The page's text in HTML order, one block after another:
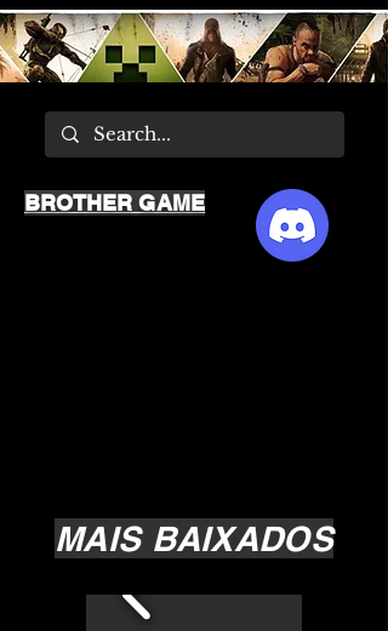
MAIS BAIXADOS
BROTHER GAME